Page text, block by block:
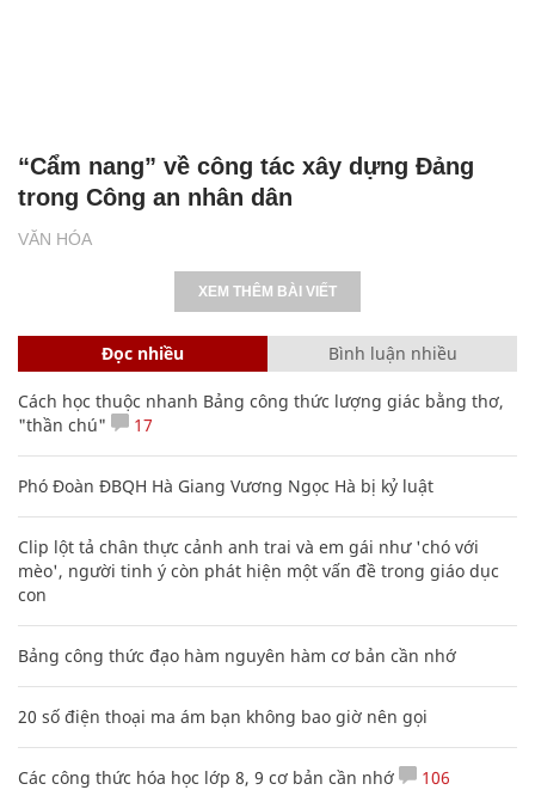
VĂN HÓA
“Cẩm nang” về công tác xây dựng Đảng
trong Công an nhân dân
XEM THÊM BÀI VIẾT
Đọc nhiều Bình luận nhiều
Cách học thuộc nhanh Bảng công thức lượng giác bằng thơ,
"thần chú"
17
Phó Đoàn ĐBQH Hà Giang Vương Ngọc Hà bị kỷ luật
Clip lột tả chân thực cảnh anh trai và em gái như 'chó với
mèo', người tinh ý còn phát hiện một vấn đề trong giáo dục
con
Bảng công thức đạo hàm nguyên hàm cơ bản cần nhớ
20 số điện thoại ma ám bạn không bao giờ nên gọi
Các công thức hóa học lớp 8, 9 cơ bản cần nhớ 106